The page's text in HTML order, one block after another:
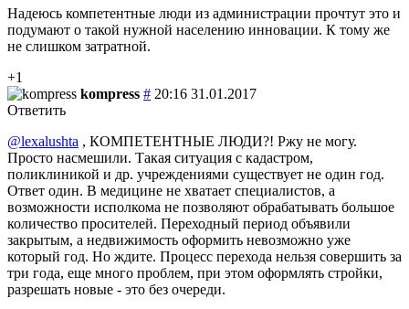
Надеюсь компетентные люди из администрации прочтут это и
подумают о такой нужной населению инновации. К тому же
не слишком затратной.
+1
kompress # 20:16 31.01.2017
Ответить
@lexalushta , КОМПЕТЕНТНЫЕ ЛЮДИ?! Ржу не могу.
Просто насмешили. Такая ситуация с кадастром,
поликлиникой и др. учреждениями существует не один год.
Ответ один. В медицине не хватает специалистов, а
возможности исполкома не позволяют обрабатывать большое
количество просителей. Переходный период объявили
закрытым, а недвижимость оформить невозможно уже
который год. Но ждите. Процесс перехода нельзя совершить за
три года, еще много проблем, при этом оформлять стройки,
разрешать новые - это без очереди.